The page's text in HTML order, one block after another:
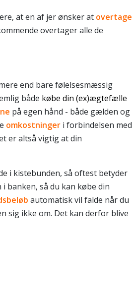
at en af jer ønsker at overtage
overtager alle de
end bare følelsesmæssig
både købe din (ex)ægtefælle
på egen hånd - både gælden og
omkostningeri forbindelsen med
er altså vigtig at din
i kistebunden, så oftest betyder
banken, så du kan købe din
automatisk vil falde når du
sig ikke om. Det kan derfor blive